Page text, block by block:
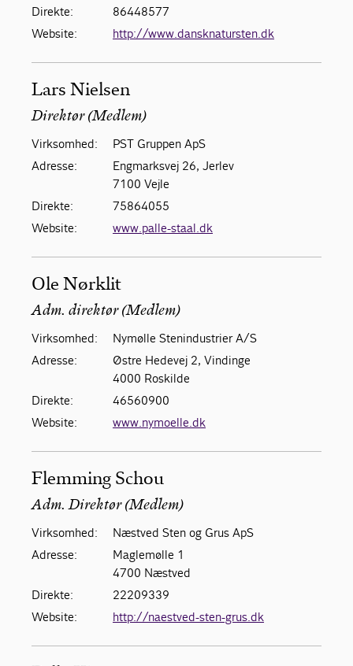
Direkte:
86448577
Website:
http://www.dansknatursten.dk
Lars Nielsen
Direktør (Medlem)
Virksomhed:
PST Gruppen ApS
Adresse:
Engmarksvej 26, Jerlev
7100 Vejle
Direkte:
75864055
Website:
www.palle-staal.dk
Ole Nørklit
Adm. direktør (Medlem)
Virksomhed:
Nymølle Stenindustrier A/S
Adresse:
Østre Hedevej 2, Vindinge
4000 Roskilde
Direkte:
46560900
Website:
www.nymoelle.dk
Flemming Schou
Adm. Direktør (Medlem)
Virksomhed:
Næstved Sten og Grus ApS
Adresse:
Maglemølle 1
4700 Næstved
Direkte:
22209339
Website:
http://naestved-sten-grus.dk